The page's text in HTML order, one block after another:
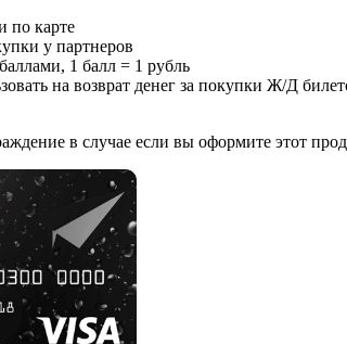
по карте
у партнеров
1 балл = 1 рубль
на возврат денег за покупки Ж/Д
в случае если вы оформите этот